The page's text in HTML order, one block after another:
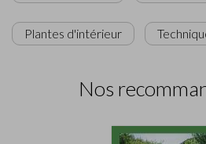
Plantes d'intérieur
Nos